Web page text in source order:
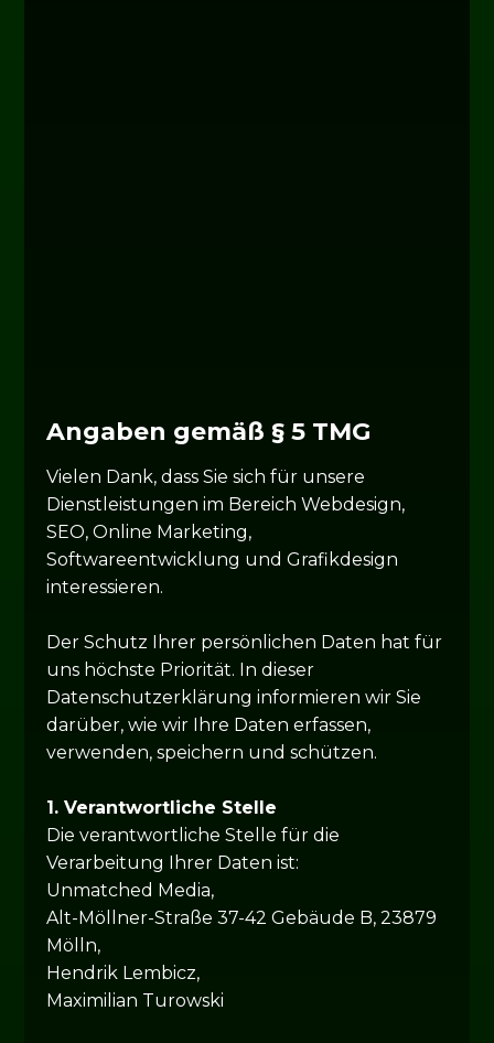
Angaben gemäß § 5 TMG
Vielen Dank, dass Sie sich für unsere
Dienstleistungen im Bereich Webdesign,
SEO, Online Marketing,
Softwareentwicklung und Grafikdesign
interessieren.
Der Schutz Ihrer persönlichen Daten hat für
uns höchste Priorität. In dieser
Datenschutzerklärung informieren wir Sie
darüber, wie wir Ihre Daten erfassen,
verwenden, speichern und schützen.
1. Verantwortliche Stelle
Die verantwortliche Stelle für die
Verarbeitung Ihrer Daten ist:
Unmatched Media,
Alt-Möllner-Straße 37-42 Gebäude B, 23879
Mölln,
Hendrik Lembicz,
Maximilian Turowski